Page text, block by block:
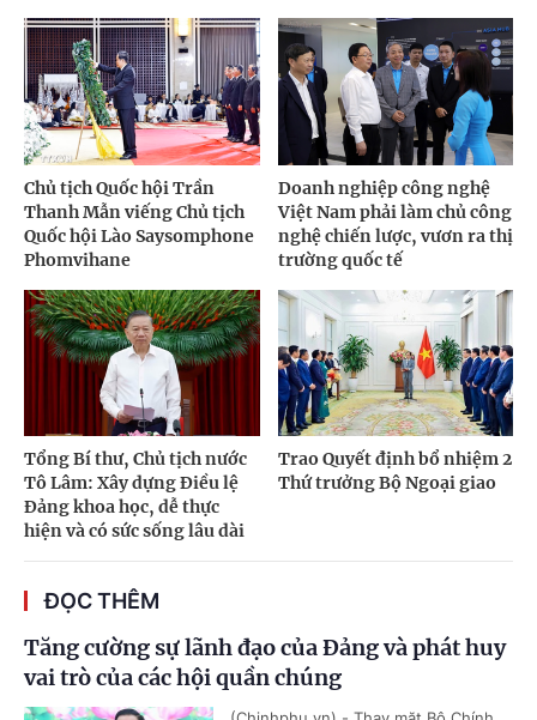
Chủ tịch Quốc hội Trần
Thanh Mẫn viếng Chủ tịch
Quốc hội Lào Saysomphone
Phomvihane
Doanh nghiệp công nghệ
Việt Nam phải làm chủ công
nghệ chiến lược, vươn ra thị
trường quốc tế
Tổng Bí thư, Chủ tịch nước
Tô Lâm: Xây dựng Điều lệ
Đảng khoa học, dễ thực
hiện và có sức sống lâu dài
Trao Quyết định bổ nhiệm 2
Thứ trưởng Bộ Ngoại giao
ĐỌC THÊM
Tăng cường sự lãnh đạo của Đảng và phát huy
vai trò của các hội quần chúng